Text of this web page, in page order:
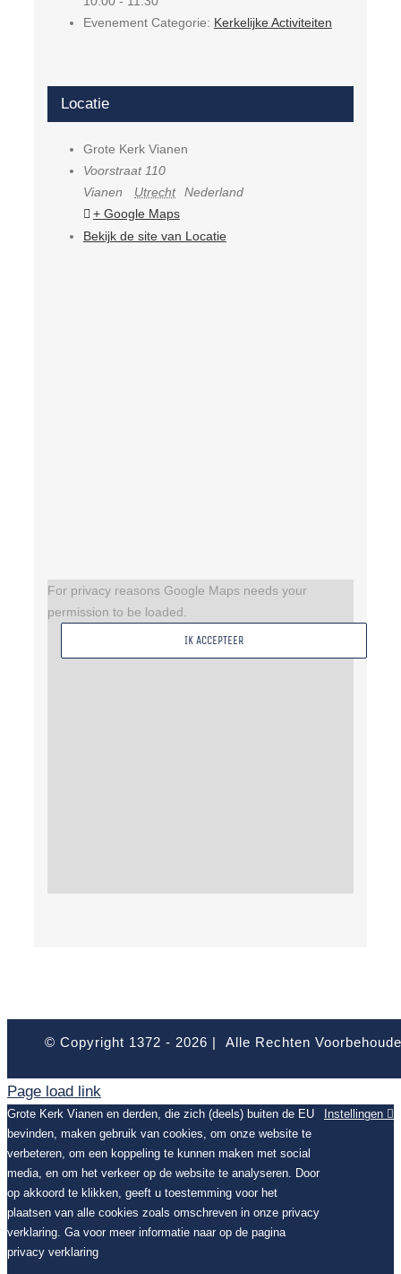
Evenement Categorie: Kerkelijke Activiteiten
Locatie
Grote Kerk Vianen
Voorstraat 110
Vianen
Utrecht Nederland
+ Google Maps
Bekijk de site van Locatie
For privacy reasons Google Maps needs your
permission to be loaded.
IK ACCEPTEER
© Copyright 1372 - 2026 | Alle Rechten
Page load link
Grote Kerk Vianen en derden, die zich (deels) buiten de EU
bevinden, maken gebruik van cookies, om onze website te
verbeteren, om een koppeling te kunnen maken met social
media, en om het verkeer op de website te analyseren. Door
op akkoord te klikken, geeft u toestemming voor het
plaatsen van alle cookies zoals omschreven in onze privacy
verklaring. Ga voor meer informatie naar op de pagina
privacy verklaring
Instellingen